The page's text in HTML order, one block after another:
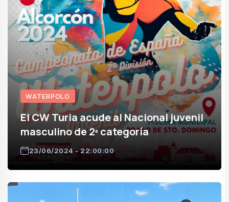
WATERPOLO
El CW Turia acude al Nacional juvenil
masculino de 2ª categoría
23/06/2024 - 22:00:00